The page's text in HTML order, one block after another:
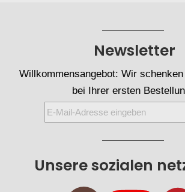
Unsere sozialen
Newsletter
Willkommensangebot: Wir
bei Ihrer ersten
Melden
Sie
unseren